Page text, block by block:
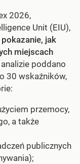
2026,
Unit (EIU),
jak
miejscach
poddano
30 wskaźników,
przemocy,
a także
publicznych